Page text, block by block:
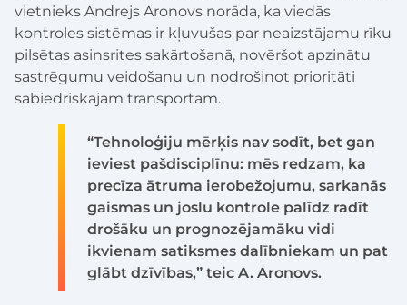
vietnieks Andrejs Aronovs norāda, ka viedās
kontroles sistēmas ir kļuvušas par neaizstājamu rīku
pilsētas asinsrites sakārtošanā, novēršot apzinātu
sastrēgumu veidošanu un nodrošinot prioritāti
sabiedriskajam transportam.
“Tehnoloģiju mērķis nav sodīt, bet gan
ieviest pašdisciplīnu: mēs redzam, ka
precīza ātruma ierobežojumu, sarkanās
gaismas un joslu kontrole palīdz radīt
drošāku un prognozējamāku vidi
ikvienam satiksmes dalībniekam un pat
glābt dzīvības,” teic A. Aronovs.